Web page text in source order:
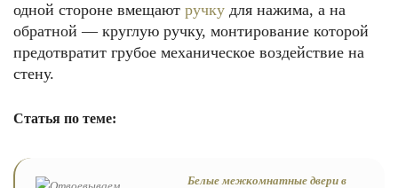
одной стороне вмещают ручку для нажима, а на
обратной — круглую ручку, монтирование которой
предотвратит грубое механическое воздействие на
стену.
Статья по теме:
Белые межкомнатные двери в